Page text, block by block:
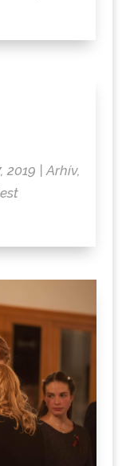
2019 | Arhív,